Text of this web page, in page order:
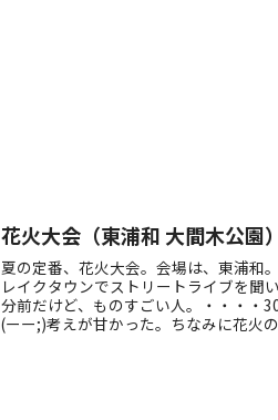
花火大会（東浦和 大間木公園）
夏の定番、花火大会。会場は、東浦和
レイクタウンでストリートライブを聞
分前だけど、ものすごい人。・・・・
(ーー;)考えが甘かった。ちなみに花火